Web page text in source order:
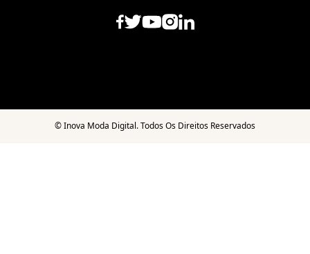
©Inova Moda Digital. Todos Os Direitos Reservados